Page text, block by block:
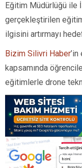
Eğitim Müdürlüğü ile
gerçekleştirilen
ilgisini artırmayı
Bizim Silivri Haber
kapsamında
eğitimlerle drone